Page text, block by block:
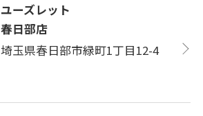
ユーズレット
春日部店
埼玉県春日部市緑町1丁目12-4